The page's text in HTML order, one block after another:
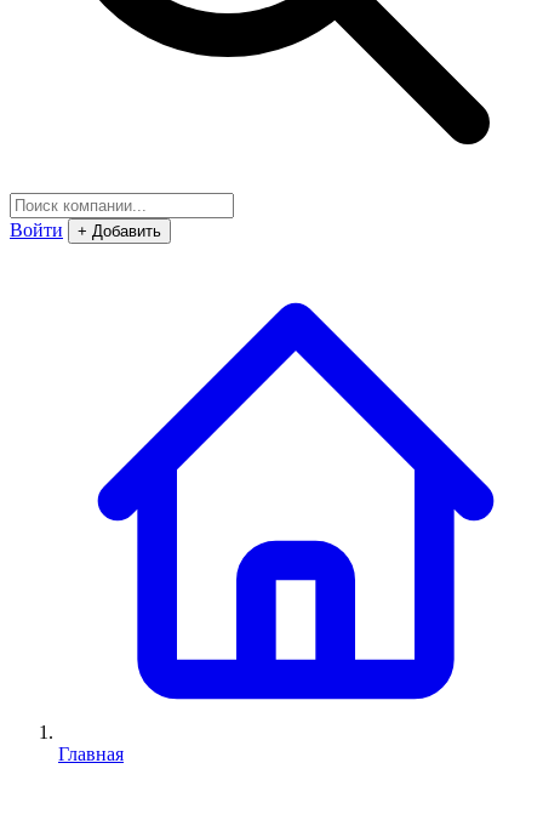
Войти + Добавить
Главная